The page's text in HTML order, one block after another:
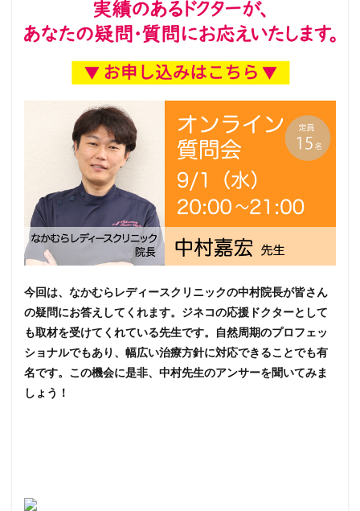
今回は、なかむらレディースクリニックの中村院長が皆さん
の疑問にお答えしてくれます。ジネコの応援ドクターとして
も取材を受けてくれている先生です。自然周期のプロフェッ
ショナルでもあり、幅広い治療方針に対応できることでも有
名です。この機会に是非、中村先生のアンサーを聞いてみま
しょう！